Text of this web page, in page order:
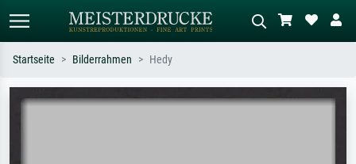
Standardsuche KI-Bildersuche
Startseite Bilderrahmen Hedy